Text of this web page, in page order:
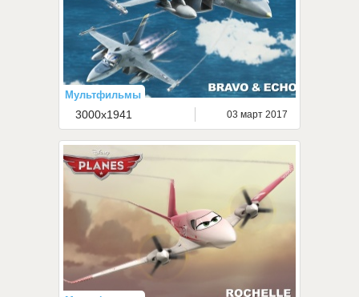
Мультфильмы
3000x1941 03 март 2017